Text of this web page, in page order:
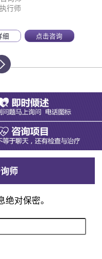
行师
细 点击咨询
师
对保密。